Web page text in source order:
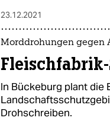
23.12.2021
Morddrohungen gegen
In Bückeburg plant die
Drohschreiben.